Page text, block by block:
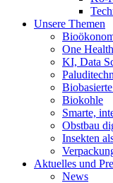
Unsere Themen
One Health
KI, Data
Biokohle
Smarte,
Obstbau
Insekten
Aktuelles und
News